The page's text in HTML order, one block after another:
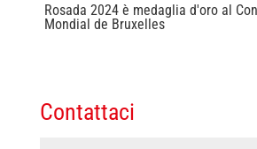
Rosada 2024 è medaglia d'oro al
Mondial de Bruxelles
Contattaci